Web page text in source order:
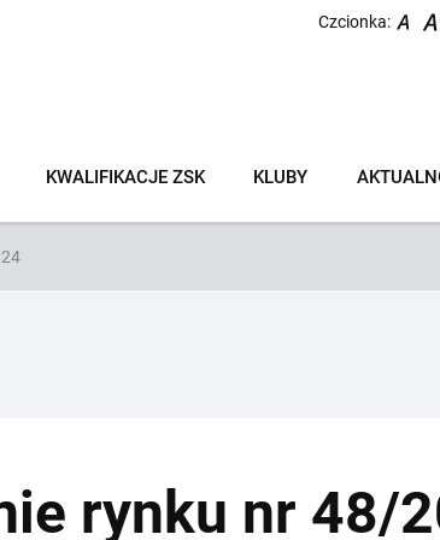
Czcionka:
KWALIFIKACJE ZSK KLUBY
rynku nr 48/